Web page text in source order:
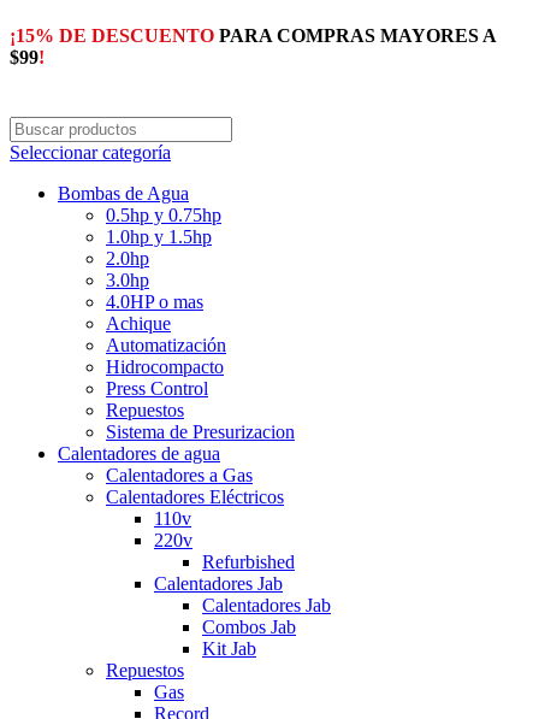
¡15% DE DESCUENTO PARA COMPRAS MAYORES A
$99!
Seleccionar categoría
Bombas de Agua
0.5hp y 0.75hp
1.0hp y 1.5hp
2.0hp
3.0hp
4.0HP o mas
Achique
Automatización
Hidrocompacto
Press Control
Repuestos
Sistema de Presurizacion
Calentadores de agua
Calentadores a Gas
Calentadores Eléctricos
110v
220v
Refurbished
Calentadores Jab
Calentadores Jab
Combos Jab
Kit Jab
Repuestos
Gas
Record